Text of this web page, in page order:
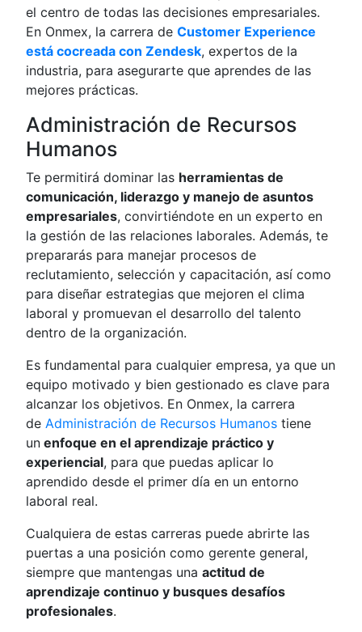
el centro de todas las decisiones empresariales.
En Onmex, la carrera deCustomer Experience
está cocreada con Zendesk, expertos de la
industria, para asegurarte que aprendes de las
mejores prácticas.
Administración de Recursos
Humanos
Te permitirá dominar las herramientas de
comunicación, liderazgo y manejo de asuntos
empresariales, convirtiéndote en un experto en
la gestión de las relaciones laborales. Además, te
prepararás para manejar procesos de
reclutamiento, selección y capacitación, así como
para diseñar estrategias que mejoren el clima
laboral y promuevan el desarrollo del talento
dentro de la organización.
Es fundamental para cualquier empresa, ya que un
equipo motivado y bien gestionado es clave para
alcanzar los objetivos. En Onmex, la carrera
deAdministración de Recursos Humanos tiene
un enfoque en el aprendizaje práctico y
experiencial, para que puedas aplicar lo
aprendido desde el primer día en un entorno
laboral real.
Cualquiera de estas carreras puede abrirte las
puertas a una posición como gerente general,
siempre que mantengas unaactitud de
aprendizaje continuo y busques desafíos
profesionales.